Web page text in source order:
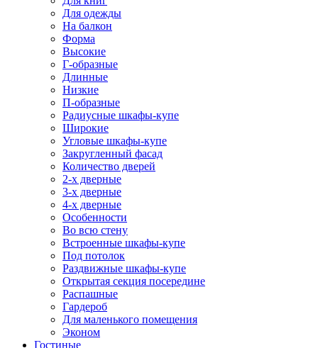
Для одежды
На балкон
Форма
Высокие
Г-образные
Длинные
Низкие
П-образные
Радиусные шкафы-купе
Широкие
Угловые шкафы-купе
Закругленный фасад
Количество дверей
2-х дверные
3-х дверные
4-х дверные
Особенности
Во всю стену
Встроенные шкафы-купе
Под потолок
Раздвижные шкафы-купе
Открытая секция посередине
Распашные
Гардероб
Для маленького помещения
Эконом
Гостиные